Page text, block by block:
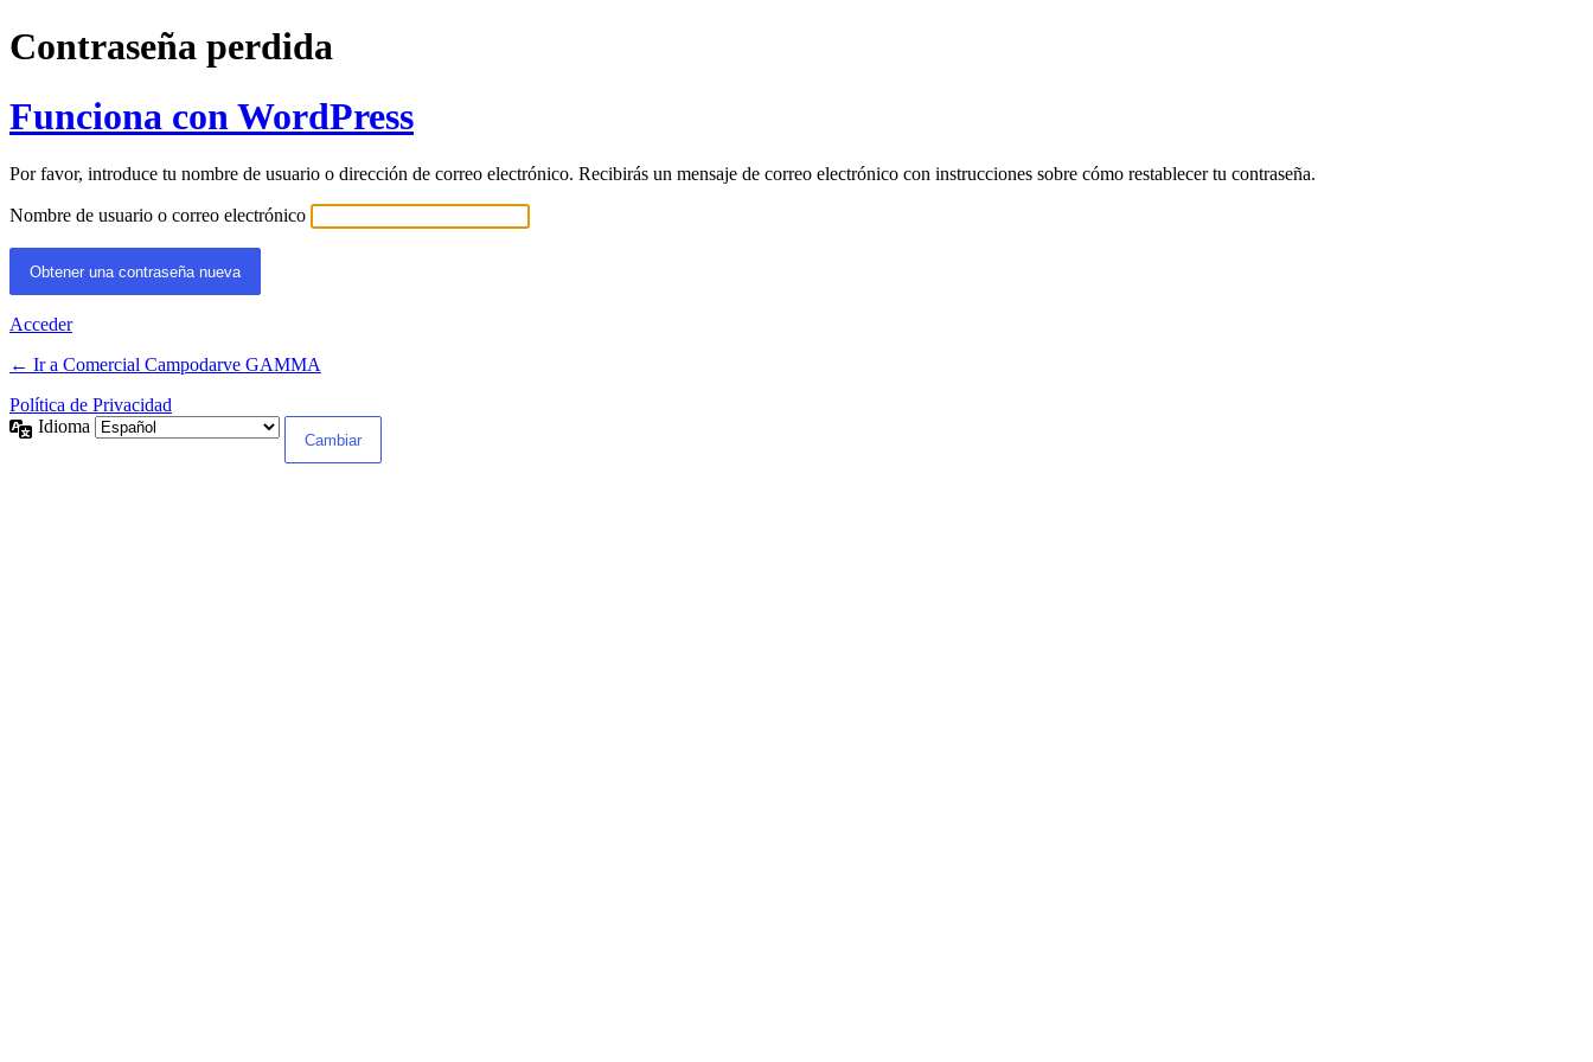
Contraseña perdida
Funciona con WordPress
Por favor, introduce tu nombre de usuario o dirección de correo electrónico. Recibirás un mensaje de correo electrónico con instrucciones sobre cómo restablecer tu contraseña.
Nombre de usuario o correo electrónico
Alternative:
Acceder
← Ir a Comercial Campodarve GAMMA
Política de Privacidad
Idioma